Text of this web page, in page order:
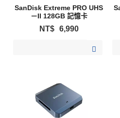
SanDisk Extreme PRO UHS
－II 128GB 記憶卡
NT$ 6,990